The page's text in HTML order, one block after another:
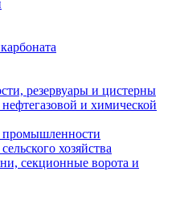
резервуары и цистерны
и химической
промышленности
хозяйства
секционные ворота и